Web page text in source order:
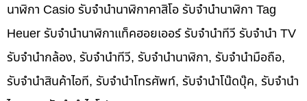
นาฬิกา Casio รับจำนำนาฬิกาคาสิโอ รับจำนำนาฬิกา Tag
Heuer รับจำนำนาฬิกาแท็คฮอยเออร์ รับจำนำทีวี รับจำนำ TV
รับจำนำกล้อง, รับจำนำทีวี, รับจำนำนาฬิกา, รับจำนำมือถือ,
รับจำนำสินค้าไอที, รับจำนำโทรศัพท์, รับจำนำโน๊ดบุ๊ค, รับจำนำ